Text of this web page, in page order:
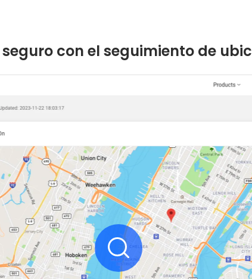
con el seguimiento de